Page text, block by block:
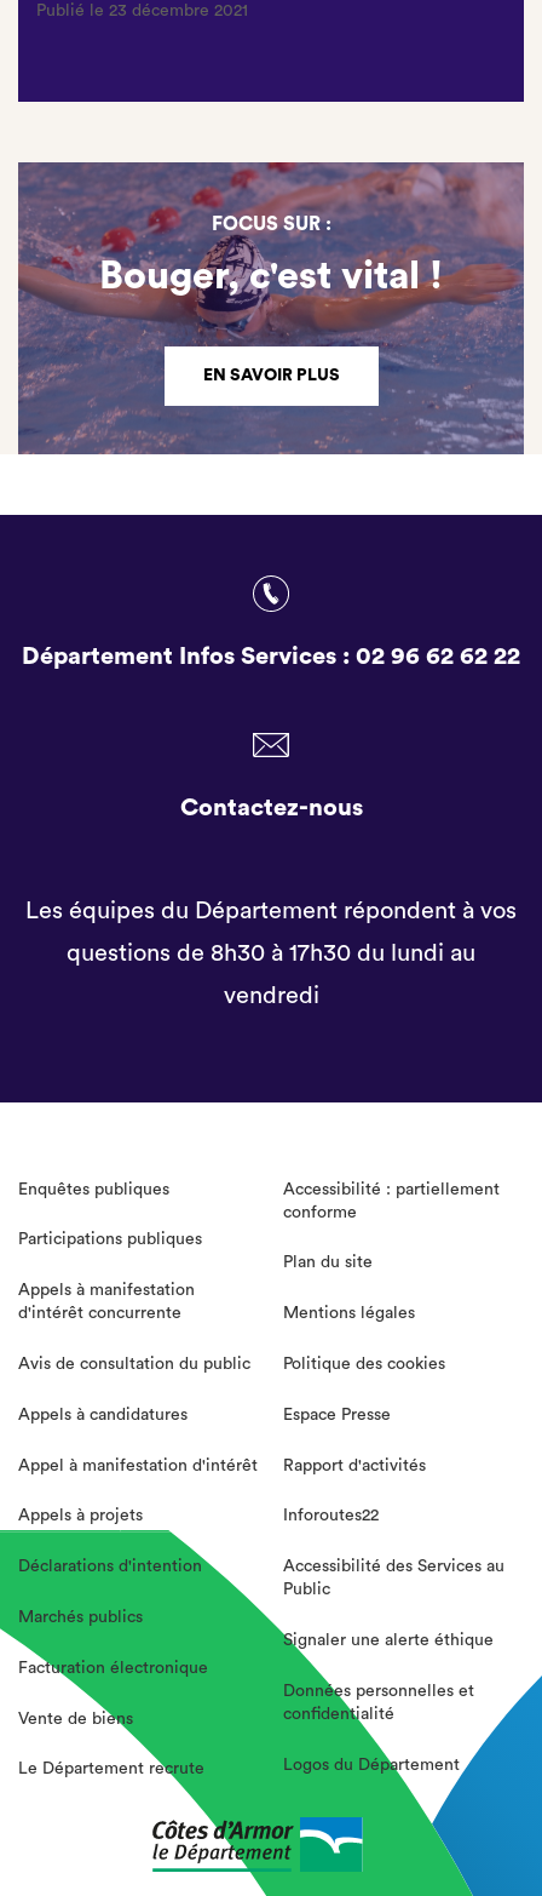
Publié le 23 décembre 2021
FOCUS SUR :
Bouger, c'est vital !
EN SAVOIR PLUS
Département Infos Services : 02 96 62 62 22
Contactez-nous
Les équipes du Département répondent à vos
questions de 8h30 à 17h30 du lundi au
vendredi
Enquêtes publiques
Participations publiques
Appels à manifestation
d'intérêt concurrente
Avis de consultation du public
Appels à candidatures
Appel à manifestation d'intérêt
Appels à projets
Déclarations d'intention
Marchés publics
Facturation électronique
Vente de biens
Le Département recrute
Accessibilité : partiellement
conforme
Plan du site
Mentions légales
Politique des cookies
Espace Presse
Rapport d'activités
Inforoutes22
Accessibilité des Services au
Public
Signaler une alerte éthique
Données personnelles et
confidentialité
Logos du Département